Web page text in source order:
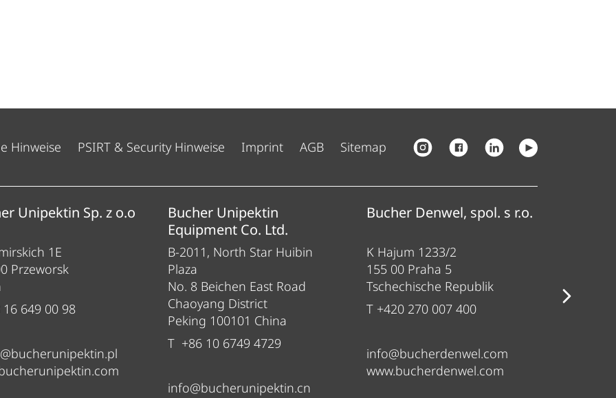
Hinweise PSIRT & Security Hinweise Imprint AGB Sitemap
Unipektin Sp. z o.o
1E
Przeworsk
16 649 00 98
Bucher Unipektin
Equipment Co. Ltd.
B-2011, North Star Huibin
Plaza
No. 8 Beichen East Road
Chaoyang District
Peking 100101 China
T +86 10 6749 4729
info@bucherunipektin.cn
Bucher Denwel, spol. s r.o.
K Hajum 1233/2
155 00 Praha 5
Tschechische Republik
T +420 270 007 400
info@bucherdenwel.com
www.bucherdenwel.com